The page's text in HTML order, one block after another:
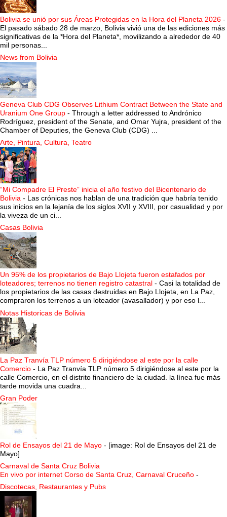
Bolivia se unió por sus Áreas Protegidas en la Hora del Planeta 2026 -
El pasado sábado 28 de marzo, Bolivia vivió una de las ediciones más
significativas de la *Hora del Planeta*, movilizando a alrededor de 40
mil personas...
News from Bolivia
Geneva Club CDG Observes Lithium Contract Between the State and
Uranium One Group - Through a letter addressed to Andrónico
Rodríguez, president of the Senate, and Omar Yujra, president of the
Chamber of Deputies, the Geneva Club (CDG) ...
Arte, Pintura, Cultura, Teatro
“Mi Compadre El Preste” inicia el año festivo del Bicentenario de
Bolivia - Las crónicas nos hablan de una tradición que habría tenido
sus inicios en la lejanía de los siglos XVII y XVIII, por casualidad y por
la viveza de un ci...
Casas Bolivia
Un 95% de los propietarios de Bajo Llojeta fueron estafados por
loteadores; terrenos no tienen registro catastral - Casi la totalidad de
los propietarios de las casas destruidas en Bajo Llojeta, en La Paz,
compraron los terrenos a un loteador (avasallador) y por eso l...
Notas Historicas de Bolivia
La Paz Tranvía TLP número 5 dirigiéndose al este por la calle
Comercio - La Paz Tranvía TLP número 5 dirigiéndose al este por la
calle Comercio, en el distrito financiero de la ciudad. la línea fue más
tarde movida una cuadra...
Gran Poder
Rol de Ensayos del 21 de Mayo - [image: Rol de Ensayos del 21 de
Mayo]
Carnaval de Santa Cruz Bolivia
En vivo por internet Corso de Santa Cruz, Carnaval Cruceño -
Discotecas, Restaurantes y Pubs